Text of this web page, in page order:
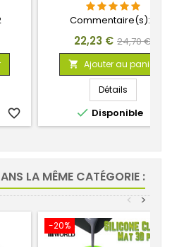
favorite_border
Commentaire(s):
Prix
22,23 € Prix
de
base
24,70 €
 Ajouter au panier
Détails
 Disponible
LA MÊME CATÉGORIE :
>
<
-20%